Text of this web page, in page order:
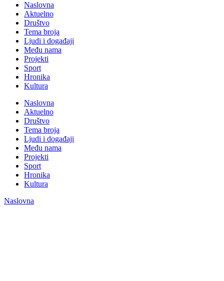
Naslovna
Aktuelno
Društvo
Tema broja
Ljudi i događaji
Među nama
Projekti
Sport
Hronika
Kultura
Naslovna
Aktuelno
Društvo
Tema broja
Ljudi i događaji
Među nama
Projekti
Sport
Hronika
Kultura
Naslovna